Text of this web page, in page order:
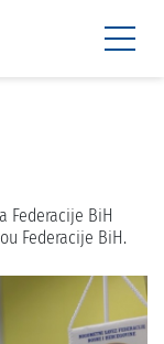
Federacije BiH
Federacije BiH.